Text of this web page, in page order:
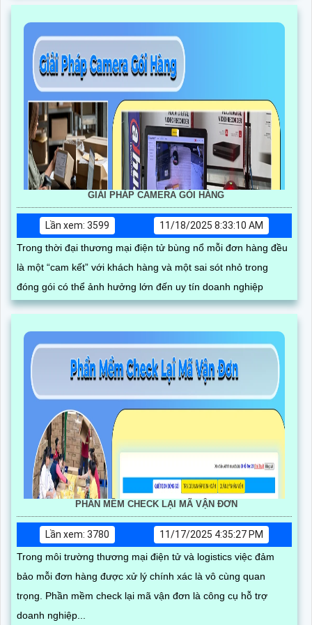
GIẢI PHÁP CAMERA GÓI HÀNG
Lần xem: 3599
11/18/2025 8:33:10 AM
Trong thời đại thương mại điện tử bùng nổ mỗi đơn hàng đều
là một “cam kết” với khách hàng và một sai sót nhỏ trong
đóng gói có thể ảnh hưởng lớn đến uy tín doanh nghiệp
PHẦN MỀM CHECK LẠI MÃ VẬN ĐƠN
Lần xem: 3780
11/17/2025 4:35:27 PM
Trong môi trường thương mại điện tử và logistics việc đảm
bảo mỗi đơn hàng được xử lý chính xác là vô cùng quan
trọng. Phần mềm check lại mã vận đơn là công cụ hỗ trợ
doanh nghiệp...